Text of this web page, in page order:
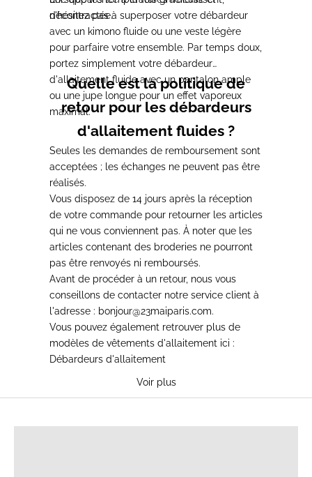
décontractée.
n'hésitez pas à superposer votre débardeur
avec un kimono fluide ou une veste légère
pour parfaire votre ensemble. Par temps doux,
portez simplement votre débardeur
d'allaitement fluide avec un pantalon ample
ou une jupe longue pour un effet vaporeux
maximal.
Quelle est la politique de
retour pour les débardeurs
d'allaitement fluides ?
Seules les demandes de remboursement sont
acceptées ; les échanges ne peuvent pas être
réalisés.
Vous disposez de 14 jours après la réception
de votre commande pour retourner les articles
qui ne vous conviennent pas. À noter que les
articles contenant des broderies ne pourront
pas être renvoyés ni remboursés.
Avant de procéder à un retour, nous vous
conseillons de contacter notre service client à
l'adresse : bonjour@23maiparis.com.
Vous pouvez également retrouver plus de
modèles de vêtements d'allaitement ici :
Débardeurs d'allaitement
Voir plus